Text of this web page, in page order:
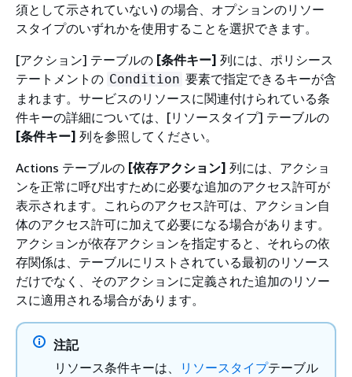
須として示されていない) の場合、オプションのリソー
スタイプのいずれかを使用することを選択できます。
[アクション] テーブルの [条件キー] 列には、ポリシース
テートメントの Condition 要素で指定できるキーが含
まれます。サービスのリソースに関連付けられている条
件キーの詳細については、[リソースタイプ] テーブルの
[条件キー] 列を参照してください。
Actions テーブルの [依存アクション] 列には、アクショ
ンを正常に呼び出すために必要な追加のアクセス許可が
表示されます。これらのアクセス許可は、アクション自
体のアクセス許可に加えて必要になる場合があります。
アクションが依存アクションを指定すると、それらの依
存関係は、テーブルにリストされている最初のリソース
だけでなく、そのアクションに定義された追加のリソー
スに適用される場合があります。
注記
リソース条件キーは、
リソースタイプテーブル